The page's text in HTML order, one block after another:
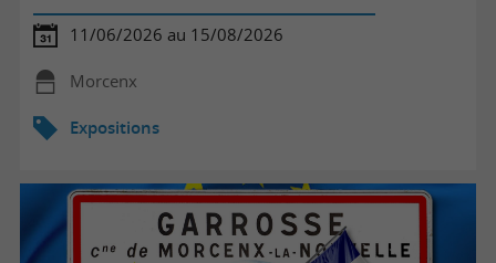
11/06/2026 au 15/08/2026
Morcenx
Expositions